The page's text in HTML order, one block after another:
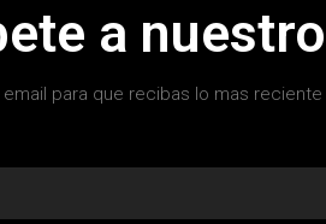
a
email para que recibas lo mas reciente